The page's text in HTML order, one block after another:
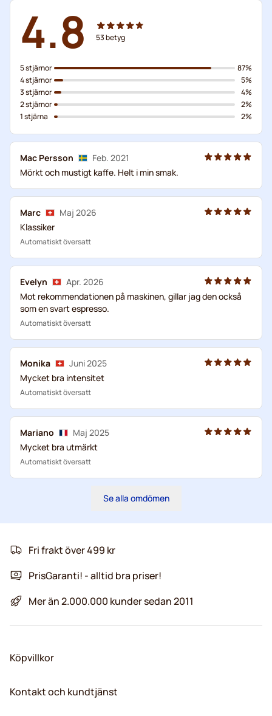
4.8 53betyg
5 stjärnor
4 stjärnor
3 stjärnor
2 stjärnor
1 stjärna
87%
5%
4%
2%
2%
Mac Persson
Feb. 2021
Mörkt och mustigt kaffe. Helt i min smak.
Marc
Maj 2026
Klassiker
Automatiskt översatt
Evelyn
Apr. 2026
Mot rekommendationen på maskinen, gillar jag den också
som en svart espresso.
Automatiskt översatt
Monika
Juni 2025
Mycket bra intensitet
Automatiskt översatt
Mariano
Maj 2025
Mycket bra utmärkt
Automatiskt översatt
Se alla omdömen
Fri frakt över 499 kr
PrisGaranti! - alltid bra priser!
Mer än 2.000.000 kunder sedan 2011
Köpvillkor
Kontakt och kundtjänst